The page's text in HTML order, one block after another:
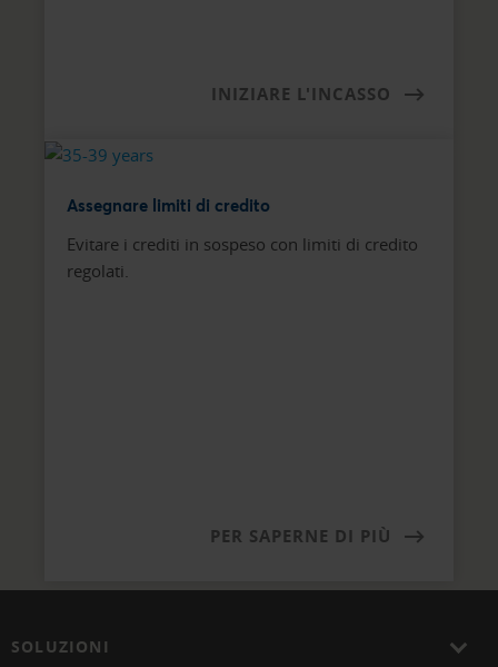
INIZIARE L'INCASSO
Assegnare limiti di credito
Evitare i crediti in sospeso con limiti di credito
regolati.
PER SAPERNE DI PIÙ
SOLUZIONI